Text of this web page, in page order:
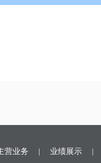
营业务 | 业绩展示|